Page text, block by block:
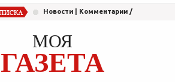
Новости Комментарии /
МОЯ
ГАЗЕТА